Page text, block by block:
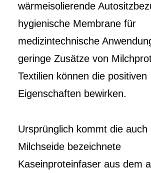
wärmeisolierende
hygienische Membrane für
medizintechnische
geringe Zusätze von
Textilien können die positiven
Eigenschaften bewirken.
Ursprünglich kommt die auch
Milchseide bezeichnete
Kaseinproteinfaser aus dem